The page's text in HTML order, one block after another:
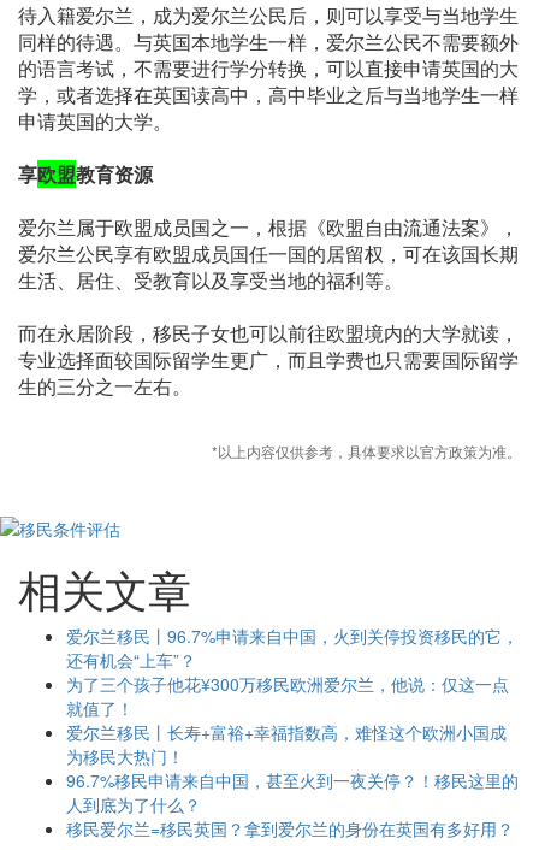
待入籍爱尔兰，成为爱尔兰公民后，则可以享受与当地学生
同样的待遇。与英国本地学生一样，爱尔兰公民不需要额外
的语言考试，不需要进行学分转换，可以直接申请英国的大
学，或者选择在英国读高中，高中毕业之后与当地学生一样
申请英国的大学。
享欧盟教育资源
爱尔兰属于欧盟成员国之一，根据《欧盟自由流通法案》，
爱尔兰公民享有欧盟成员国任一国的居留权，可在该国长期
生活、居住、受教育以及享受当地的福利等。
而在永居阶段，移民子女也可以前往欧盟境内的大学就读，
专业选择面较国际留学生更广，而且学费也只需要国际留学
生的三分之一左右。
*以上内容仅供参考，具体要求以官方政策为准。
相关文章
爱尔兰移民丨96.7%申请来自中国，火到关停投资移民的它，
还有机会“上车”？
为了三个孩子他花¥300万移民欧洲爱尔兰，他说：仅这一点
就值了！
爱尔兰移民丨长寿+富裕+幸福指数高，难怪这个欧洲小国成
为移民大热门！
96.7%移民申请来自中国，甚至火到一夜关停？！移民这里的
人到底为了什么？
移民爱尔兰=移民英国？拿到爱尔兰的身份在英国有多好用？